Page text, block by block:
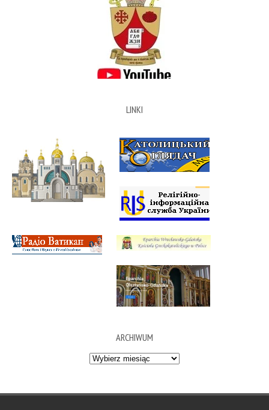
LINKI
ARCHIWUM
Archiwum